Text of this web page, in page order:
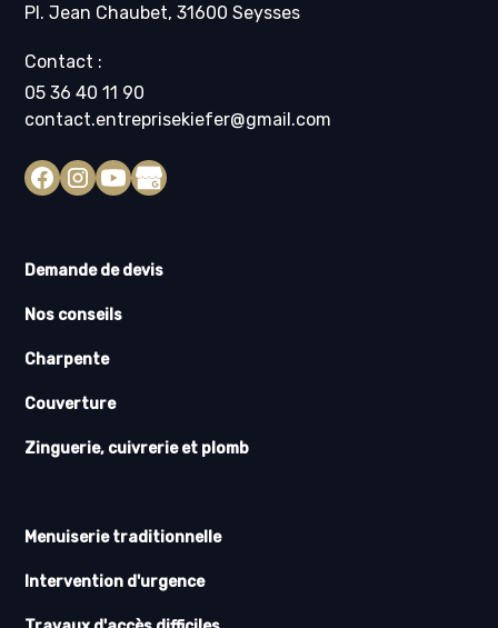
Pl. Jean Chaubet, 31600 Seysses
Contact :
05 36 40 11 90
contact.entreprisekiefer@gmail.com
Demande de devis
Nos conseils
Charpente
Couverture
Zinguerie, cuivrerie et plomb
Menuiserie traditionnelle
Intervention d'urgence